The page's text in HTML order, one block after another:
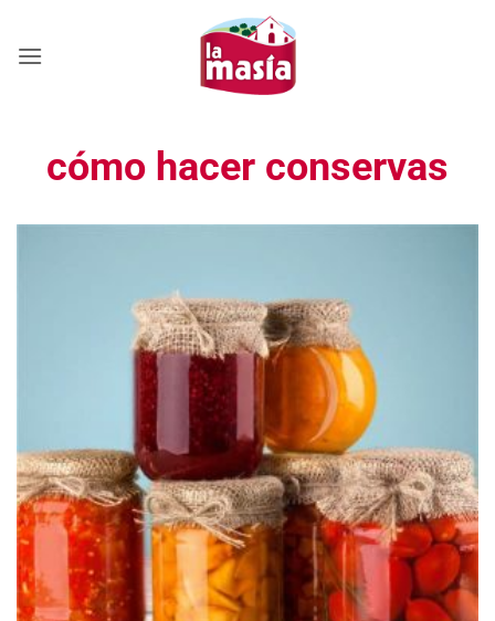
contenido
cómo hacer conservas